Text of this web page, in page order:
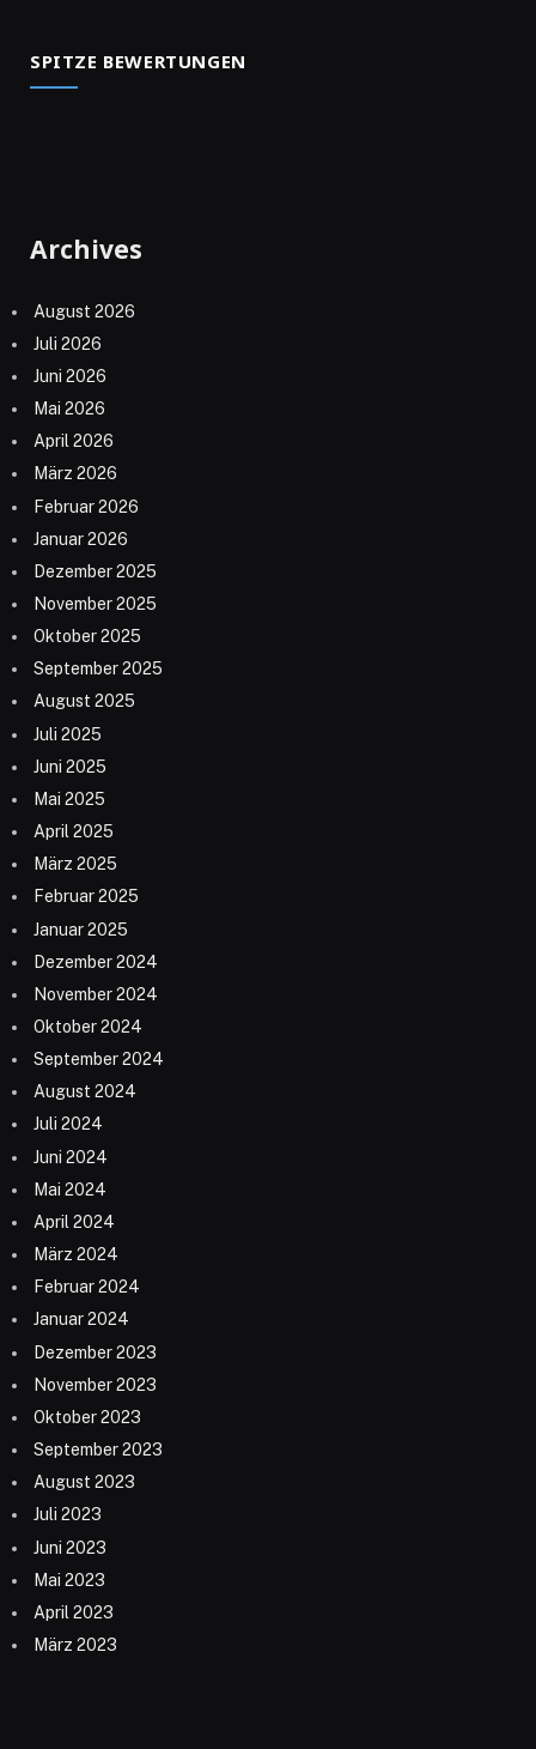
SPITZE BEWERTUNGEN
Archives
August 2026
Juli 2026
Juni 2026
Mai 2026
April 2026
März 2026
Februar 2026
Januar 2026
Dezember 2025
November 2025
Oktober 2025
September 2025
August 2025
Juli 2025
Juni 2025
Mai 2025
April 2025
März 2025
Februar 2025
Januar 2025
Dezember 2024
November 2024
Oktober 2024
September 2024
August 2024
Juli 2024
Juni 2024
Mai 2024
April 2024
März 2024
Februar 2024
Januar 2024
Dezember 2023
November 2023
Oktober 2023
September 2023
August 2023
Juli 2023
Juni 2023
Mai 2023
April 2023
März 2023